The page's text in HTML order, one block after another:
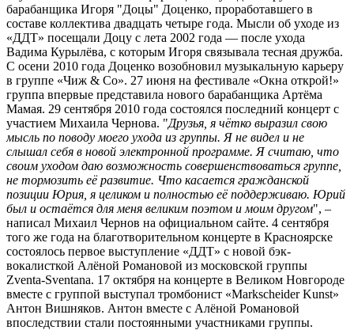
барабанщика Игоря "Доцы" Доценко, проработавшего в
составе коллектива двадцать четыре года. Мысли об уходе из
«ДДТ» посещали Доцу с лета 2002 года — после ухода
Вадима Курылёва, с которым Игоря связывала тесная дружба.
С осени 2010 года Доценко возобновил музыкальную карьеру
в группе «Чиж & Co». 27 июня на фестивале «Окна открой!»
группа впервые представила нового барабанщика Артёма
Мамая. 29 сентября 2010 года состоялся последний концерт с
участием Михаила Чернова. "Друзья, я чётко выразил свою
мысль по поводу моего ухода из группы. Я не видел и не
слышал себя в новой электронной программе. Я считаю, что
своим уходом даю возможность совершенствоваться группе,
не тормозить её развитие. Что касается гражданской
позиции Юрия, я целиком и полностью её поддерживаю. Юрий
был и остаётся для меня великим поэтом и моим другом", –
написал Михаил Чернов на официальном сайте. 4 сентября
того же года на благотворительном концерте в Красноярске
состоялось первое выступление «ДДТ» с новой бэк-
вокалисткой Алёной Романовой из московской группы
Zventa-Sventana. 17 октября на концерте в Великом Новгороде
вместе с группой выступал тромбонист «Markscheider Kunst»
Антон Вишняков. Антон вместе с Алёной Романовой
впоследствии стали постоянными участниками группы.